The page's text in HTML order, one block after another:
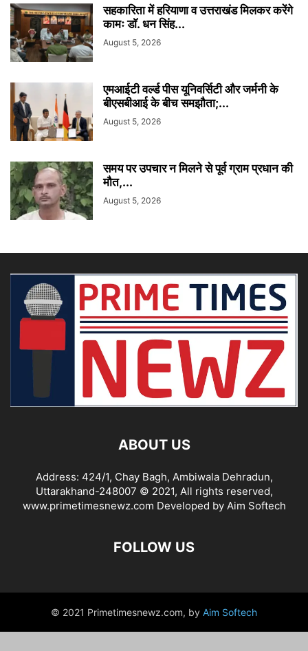
सहकारिता में हरियाणा व उत्तराखंड मिलकर करेंगे
कामः डाॅ. धन सिंह...
August 5, 2026
एमआईटी वर्ल्ड पीस यूनिवर्सिटी और जर्मनी के
बीएसबीआई के बीच समझौता;...
August 5, 2026
समय पर उपचार न मिलने से पूर्व ग्राम प्रधान की
मौत,...
August 5, 2026
ABOUT US
Address: 424/1, Chay Bagh, Ambiwala Dehradun,
Uttarakhand-248007 © 2021, All rights reserved,
www.primetimesnewz.com Developed by Aim Softech
FOLLOW US
© 2021 Primetimesnewz.com, by Aim Softech